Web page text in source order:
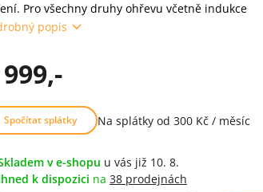
Pro všechny druhy ohřevu včetně indukce
popis
Spočítat splátky Na splátky od 300 Kč / měsíc
v e-shopu u vás již 10. 8.
k dispozici na 38 prodejnách